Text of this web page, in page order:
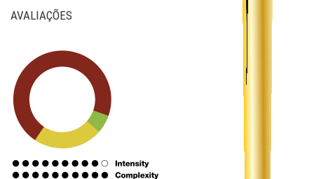
AVALIAÇÕES